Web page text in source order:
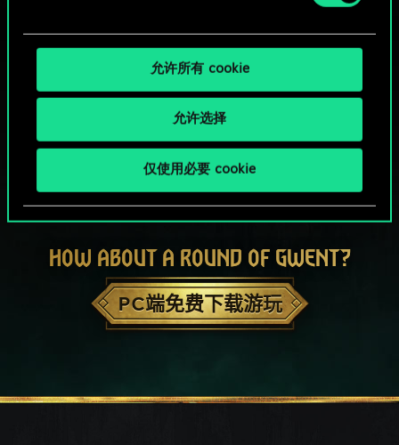
允许所有 cookie
允许选择
仅使用必要 cookie
HOW ABOUT A ROUND OF GWENT?
PC端免费下载游玩